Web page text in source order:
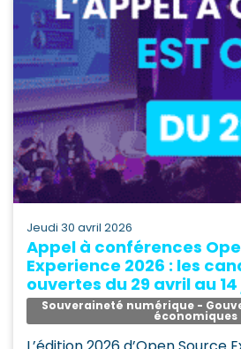
jeudi 30 avril 2026
Appel à conférences
Experience 2026 : les
ouvertes du 29 avril au
Souveraineté numérique -
économiques